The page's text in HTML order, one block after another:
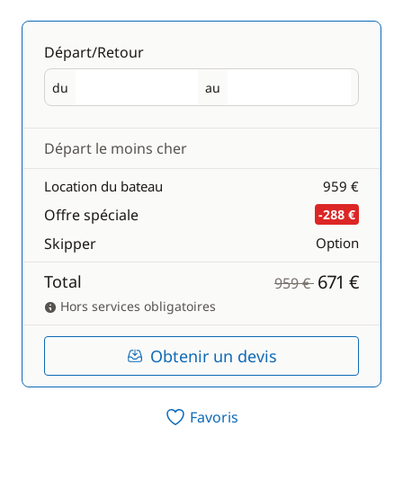
Départ/Retour
du
Départ au
Retour
Départ le moins cher
Location du bateau 959 €
Offre spéciale -288 €
Skipper Option
Total 959 € 671 €
Hors services obligatoires
Obtenir un devis
Favoris